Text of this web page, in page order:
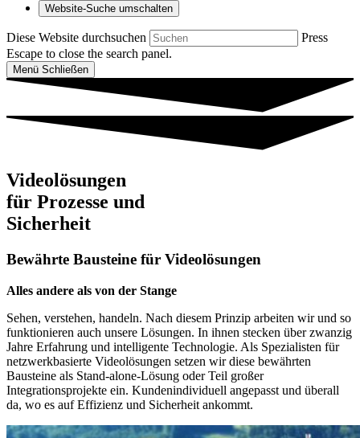
Website-Suche umschalten
Diese Website durchsuchen
Press
Escape to close the search panel.
Menü Schließen
Videolösungen
für Prozesse und
Sicherheit
Bewährte Bausteine für Videolösungen
Alles andere als von der Stange
Sehen, verstehen, handeln. Nach diesem Prinzip arbeiten wir und so
funktionieren auch unsere Lösungen. In ihnen stecken über zwanzig
Jahre Erfahrung und intelligente Technologie. Als Spezialisten für
netzwerkbasierte Videolösungen setzen wir diese bewährten
Bausteine als Stand-alone-Lösung oder Teil großer
Integrationsprojekte ein. Kundenindividuell angepasst und überall
da, wo es auf Effizienz und Sicherheit ankommt.